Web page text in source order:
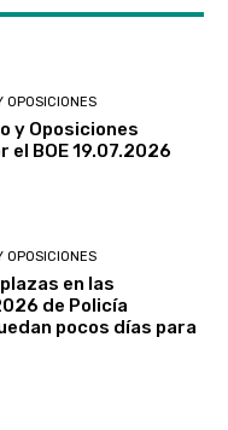
OPOSICIONES
y Oposiciones
BOE 19.07.2026
OPOSICIONES
en las
de Policía
pocos días para